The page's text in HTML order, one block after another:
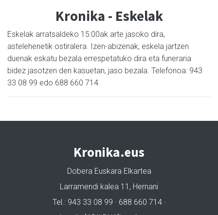
Kronika - Eskelak
Eskelak arratsaldeko 15:00ak arte jasoko dira,
astelehenetik ostiralera. Izen-abizenak, eskela jartzen
duenak eskatu bezala errespetatuko dira eta funeraria
bidez jasotzen den kasuetan, jaso bezala. Telefonoa: 943
33 08 99 edo 688 660 714.
Kronika.eus
Dobera Euskara Elkartea
Larramendi kalea 11, Hernani
Tel.: 943 33 08 99 · 688 660 714 ·